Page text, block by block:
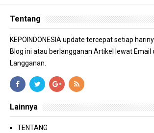
Tentang
KEPOINDONESIA update tercepat setiap
Blog ini atau berlangganan Artikel lewat Email
Langganan.
Lainnya
TENTANG